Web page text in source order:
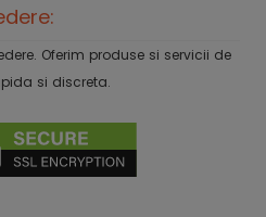
Oferim produse si servicii de
si discreta.